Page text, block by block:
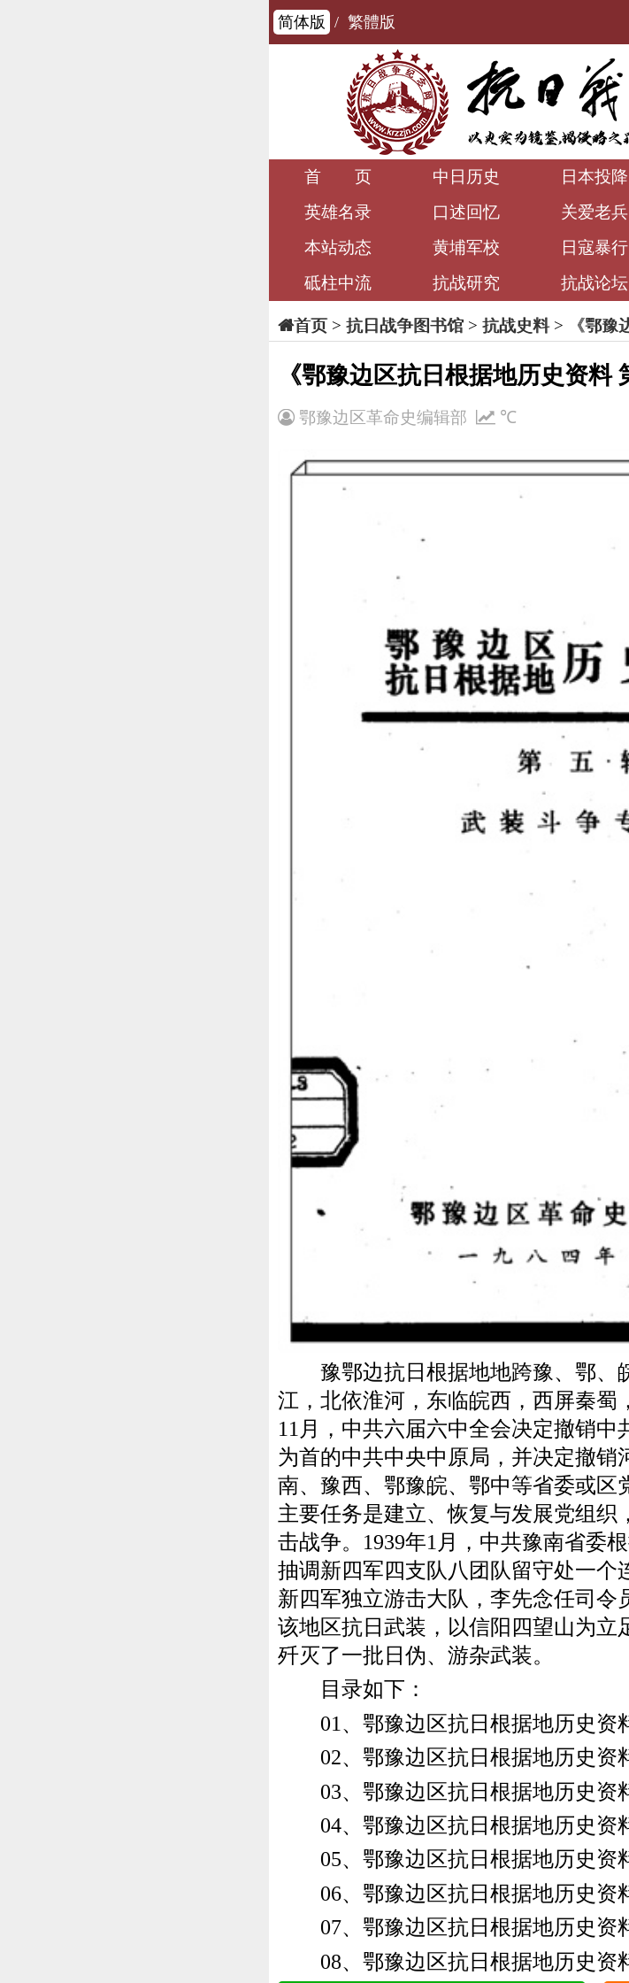
简体版 / 繁體版
首 页 中日历史 日本投降
英雄名录
口述回忆 关爱老兵
本站动态
黄埔军校 日寇暴行
砥柱中流
抗战研究 抗战论坛
首页> 抗日战争图书馆 > 抗战史料> 《鄂豫
《鄂豫边区抗日根据地历史资料
鄂豫边区革命史编辑部 ℃
豫鄂边抗日根据地地跨豫、鄂、
江，北依淮河，东临皖西，西屏秦蜀
11月，中共六届六中全会决定撤销
为首的中共中央中原局，并决定撤销
南、豫西、鄂豫皖、鄂中等省委或区
主要任务是建立、恢复与发展党组织
击战争。1939年1月，中共豫南省委
抽调新四军四支队八团队留守处一个
新四军独立游击大队，李先念任司令
该地区抗日武装，以信阳四望山为立
歼灭了一批日伪、游杂武装。
目录如下：
01、鄂豫边区抗日根据地历史资
02、鄂豫边区抗日根据地历史资
03、鄂豫边区抗日根据地历史资
04、鄂豫边区抗日根据地历史资
05、鄂豫边区抗日根据地历史资
06、鄂豫边区抗日根据地历史资
07、鄂豫边区抗日根据地历史资
08、鄂豫边区抗日根据地历史资